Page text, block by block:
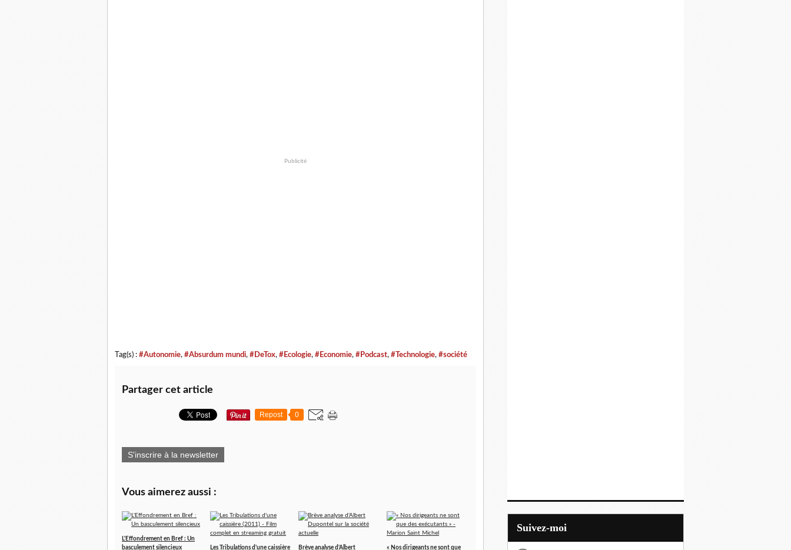
Publicité
Tag(s) : #Autonomie, #Absurdum mundi, #DeTox, #Ecologie, #Economie, #Podcast, #Technologie, #société
Partager cet article
Repost 0
S'inscrire à la newsletter
Vous aimerez aussi :
L'Effondrement en Bref : Un
basculement silencieux
Les Tribulations d'une caissière
Brève analyse d'Albert
« Nos dirigeants ne sont que
Suivez-moi